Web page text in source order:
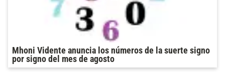
Mhoni Vidente anuncia los números de la suerte signo
por signo del mes de agosto